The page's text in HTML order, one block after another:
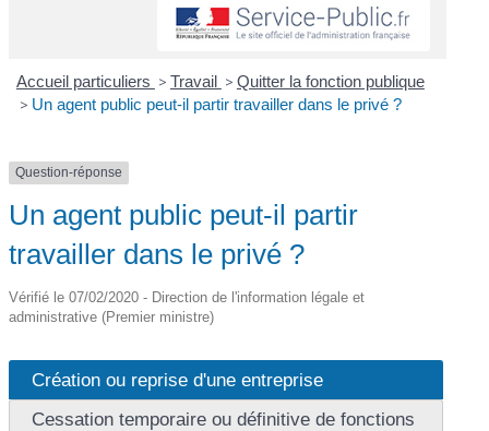
Accueil particuliers > Travail > Quitter la fonction publique
> Un agent public peut-il partir travailler dans le privé ?
Question-réponse
Un agent public peut-il partir
travailler dans le privé ?
Vérifié le 07/02/2020 - Direction de l'information légale et
administrative (Premier ministre)
Création ou reprise d'une entreprise
Cessation temporaire ou définitive de fonctions